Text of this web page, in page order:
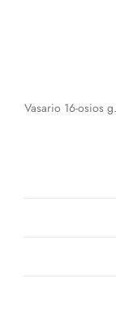
Vasario 16-osios